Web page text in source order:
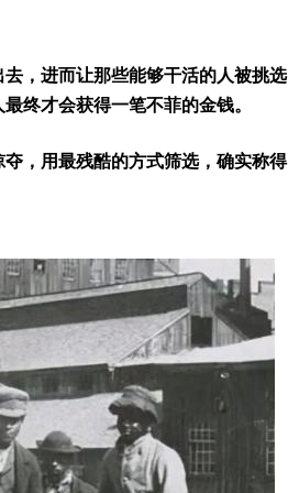
，进而让那些能够干活的人被挑选
终才会获得一笔不菲的金钱。
，用最残酷的方式筛选，确实称得